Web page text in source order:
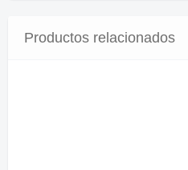
Productos relacionados